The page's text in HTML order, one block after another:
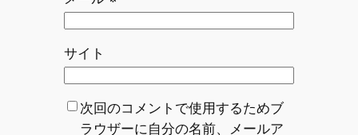
サイト
次回のコメントで使用するためブ
ラウザーに自分の名前、メールア